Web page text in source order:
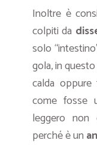
Inoltre è
colpiti da
solo
gola, in
calda
come fosse
leggero non
perché è un